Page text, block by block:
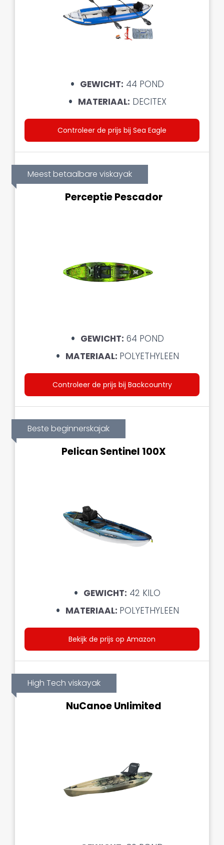
GEWICHT: 44 POND
MATERIAAL: DECITEX
Controleer de prijs bij Sea Eagle
Meest betaalbare viskayak
Perceptie Pescador
GEWICHT: 64 POND
MATERIAAL: POLYETHYLEEN
Controleer de prijs bij Backcountry
Beste beginnerskajak
Pelican Sentinel 100X
GEWICHT: 42 KILO
MATERIAAL: POLYETHYLEEN
Bekijk de prijs op Amazon
High Tech viskayak
NuCanoe Unlimited